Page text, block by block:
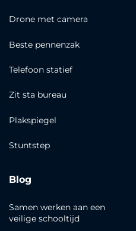
Drone met camera
Beste pennenzak
Telefoon statief
Zit sta bureau
Plakspiegel
Stuntstep
Blog
Samen werken aan een
veilige schooltijd